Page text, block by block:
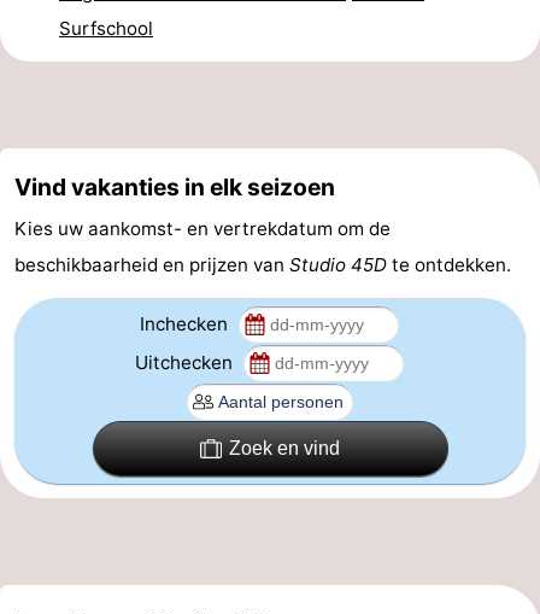
Nieuws
adressen
Regio
Noord-
Holland
-
Natuur
Zee
Alkmaar
-
aan
Noordhollands
-
Surfschool
Vind vakanties in elk seizoen
Kies uw aankomst- en vertrekdatum om de
beschikbaarheid en prijzen van Studio 45D te ontdekken.
Inchecken
Uitchecken
Zoek en vind